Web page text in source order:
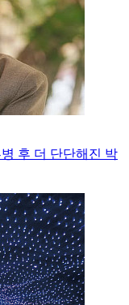
후 더 단단해진 박